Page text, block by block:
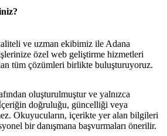
ve uzman ekibimiz ile Adana
özel web geliştirme hizmetleri
tüm çözümleri birlikte buluşturuyoruz.
oluşturulmuştur ve yalnızca
doğruluğu, güncelliği veya
Okuyucuların, içerikte yer alan bilgileri
bir danışmana başvurmaları önerilir.